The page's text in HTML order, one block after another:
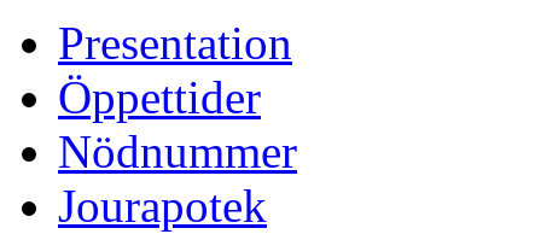
Presentation
Öppettider
Nödnummer
Jourapotek